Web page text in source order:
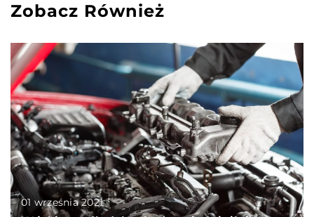
Zobacz Również
01 września 2021